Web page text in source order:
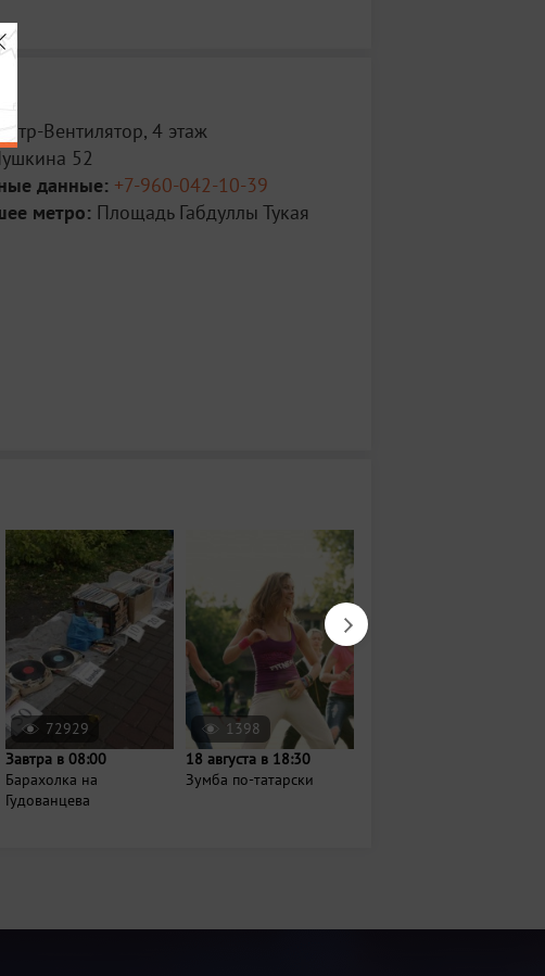
Театр-Вентилятор, 4 этаж
52
данные: +7-960-042-10-39
метро: Площадь Габдуллы Тукая
72929
Завтра в 08:00
Барахолка на
Гудованцева
1398
18 августа в 18:30
Зумба по-татарски